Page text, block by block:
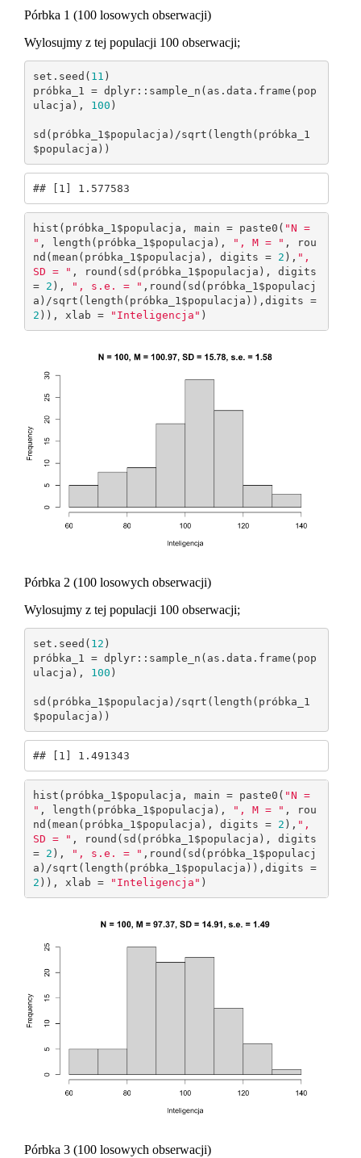
Pórbka 1 (100 losowych obserwacji)
Wylosujmy z tej populacji 100 obserwacji;
set.seed( 11 )
próbka_1 = dplyr::sample_n(as.data.frame(pop
ulacja), 100 )
sd(próbka_1$populacja)/sqrt(length(próbka_1
$populacja))
## [1] 1.577583
hist(próbka_1$populacja, main = paste0( "N =
" , length(próbka_1$populacja), ", M = " , rou
nd(mean(próbka_1$populacja), digits = 2 ), ",
SD = " , round(sd(próbka_1$populacja), digits
= 2 ), ", s.e. = " ,round(sd(próbka_1$populacj
a)/sqrt(length(próbka_1$populacja)),digits =
2 )), xlab = "Inteligencja" )
Pórbka 2 (100 losowych obserwacji)
Wylosujmy z tej populacji 100 obserwacji;
set.seed( 12 )
próbka_1 = dplyr::sample_n(as.data.frame(pop
ulacja), 100 )
sd(próbka_1$populacja)/sqrt(length(próbka_1
$populacja))
## [1] 1.491343
hist(próbka_1$populacja, main = paste0( "N =
" , length(próbka_1$populacja), ", M = " , rou
nd(mean(próbka_1$populacja), digits = 2 ), ",
SD = " , round(sd(próbka_1$populacja), digits
= 2 ), ", s.e. = " ,round(sd(próbka_1$populacj
a)/sqrt(length(próbka_1$populacja)),digits =
2 )), xlab = "Inteligencja" )
Pórbka 3 (100 losowych obserwacji)